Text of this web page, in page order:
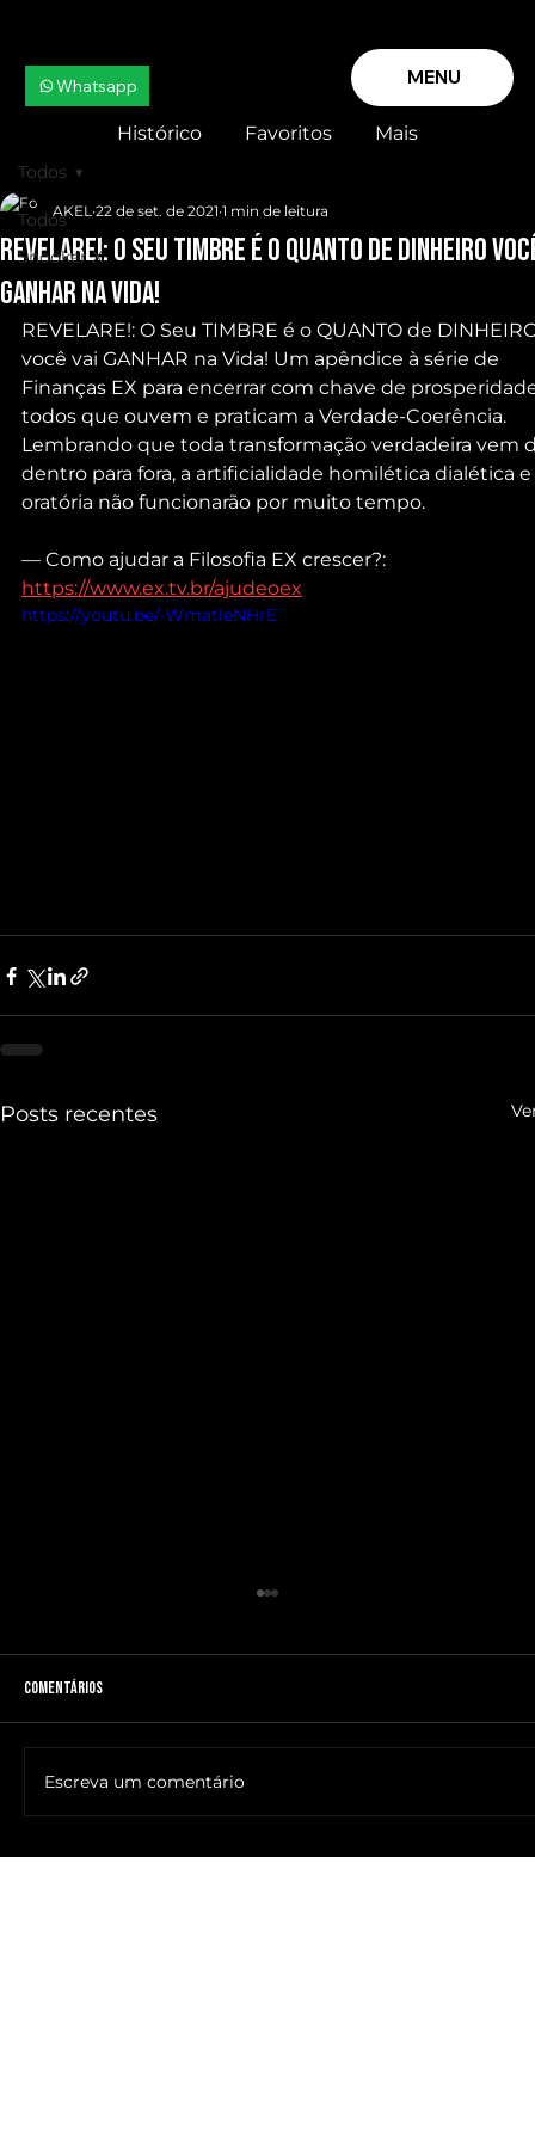
MENU
Whatsapp
Histórico Favoritos Mais
Todos
Snooker X
Todos
REVELARE!: O Seu TIMBRE é o QUANTO de DINHEIRO
GANHAR na Vida!
AKEL 22 de set. de 2021 1 min de leitura
REVELARE!: O Seu TIMBRE é o QUANTO de
você vai GANHAR na Vida! Um apêndice à série de
Finanças EX para encerrar com chave de
todos que ouvem e praticam a Verdade-Coerência.
Lembrando que toda transformação verdadeira vem
dentro para fora, a artificialidade homilética dialética e
oratória não funcionarão por muito tempo.
— Como ajudar a Filosofia EX crescer?:
https://www.ex.tv.br/ajudeoex
https://youtu.be/-WmatleNHrE
Posts recentes
Comentários
Escreva um comentário